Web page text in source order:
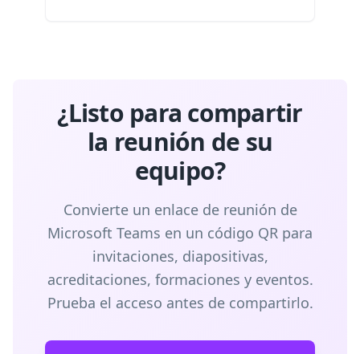
¿Listo para compartir
la reunión de su
equipo?
Convierte un enlace de reunión de
Microsoft Teams en un código QR para
invitaciones, diapositivas,
acreditaciones, formaciones y eventos.
Prueba el acceso antes de compartirlo.